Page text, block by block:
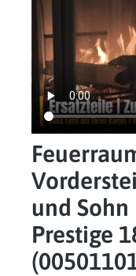
und
Prestige